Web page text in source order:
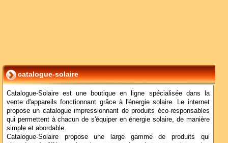
catalogue-solaire
Catalogue-Solaire est une boutique en ligne spécialisée dans la
vente d'appareils fonctionnant grâce à l'énergie solaire. Le internet
propose un catalogue impressionnant de produits éco-responsables
qui permettent à chacun de s'équiper en énergie solaire, de manière
simple et abordable.
Catalogue-Solaire propose une large gamme de produits qui